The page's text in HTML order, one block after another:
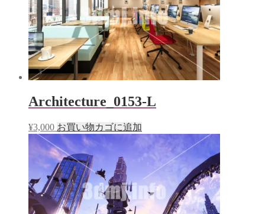
Architecture_0153-L
¥3,000 お買い物カゴに追加